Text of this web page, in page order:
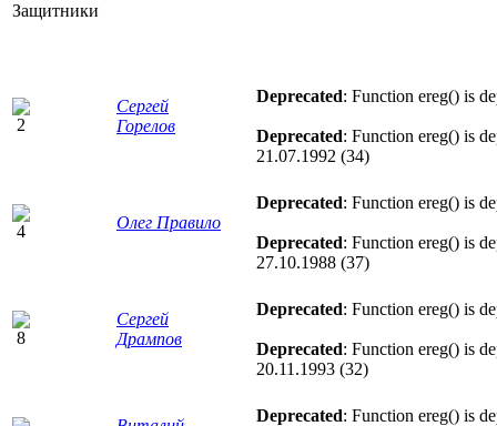
Защитники
Сергей
Горелов
Deprecated: Function ereg() is
Deprecated: Function ereg() is
21.07.1992 (34)
Олег Правило
Deprecated: Function ereg() is
Deprecated: Function ereg() is
27.10.1988 (37)
Сергей
Дрампов
Deprecated: Function ereg() is
Deprecated: Function ereg() is
20.11.1993 (32)
Deprecated: Function ereg() is